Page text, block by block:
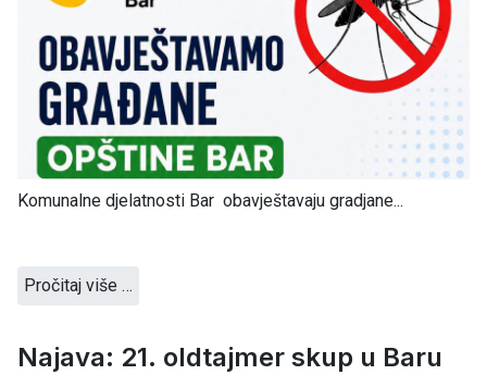
Komunalne djelatnosti Bar obavještavaju gradjane...
Pročitaj više …
Najava: 21. oldtajmer skup u Baru